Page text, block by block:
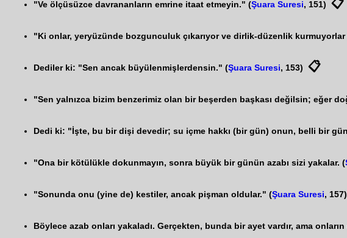
"Ve ölçüsüzce davrananların emrine itaat etmeyin." (Şuara Suresi, 151) 📋
"Ki onlar, yeryüzünde bozgunculuk çıkarıyor ve dirlik-düzenlik
Dediler ki: "Sen ancak büyülenmişlerdensin." (Şuara Suresi, 153) 📋
"Sen yalnızca bizim benzerimiz olan bir beşerden başkası değilsin; eğer
Dedi ki: "İşte, bu bir dişi devedir; su içme hakkı (bir gün) onun, belli bir
"Ona bir kötülükle dokunmayın, sonra büyük bir günün azabı sizi yakalar. (
"Sonunda onu (yine de) kestiler, ancak pişman oldular." (Şuara Suresi, 157)
Böylece azab onları yakaladı. Gerçekten, bunda bir ayet vardır, ama